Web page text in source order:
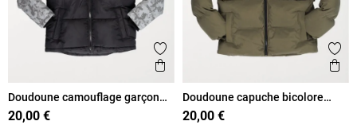
Ajouter aux favoris
Aperçu rapide
Doudoune camouflage garçon
(3-12A)
20,00 €
Doudoune capuche bicolore
garçon (3-12A)
20,00 €